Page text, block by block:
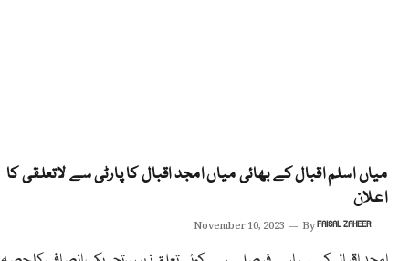
میاں اسلم اقبال کے بھائی میاں امجد اقبال کا پارٹی سے لاتعلقی کا
اعلان
November 10, 2023 ByFAISAL ZAHEER